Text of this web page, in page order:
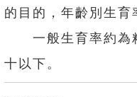
的目的，年齡別生
一般生育率約為粗
十以下。